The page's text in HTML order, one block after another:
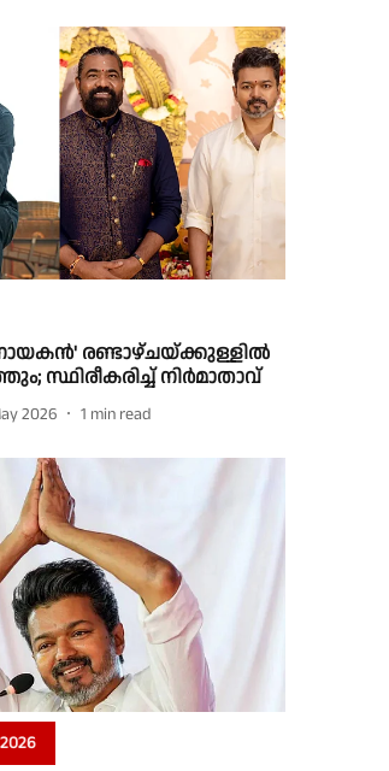
രണ്ടാഴ്ചയ്ക്കുള്ളിൽ
സ്ഥിരീകരിച്ച് നിർമാതാവ്
2026 1 min read
2026